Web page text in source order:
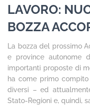
LAVORO:
BOZZA
La bozza del prossimo
e province autonome
importanti proposte di
ha come primo
diversi – ed
Stato-Regioni e, quindi,